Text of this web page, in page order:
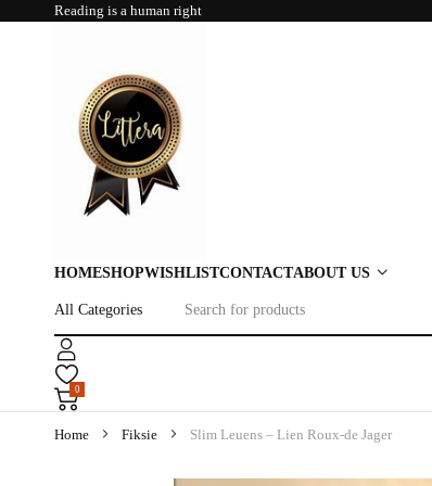
Reading is a human right
HOMESHOPWISHLISTCONTACTABOUT US
0
Home Fiksie Slim Leuens – Lien Roux-de Jager